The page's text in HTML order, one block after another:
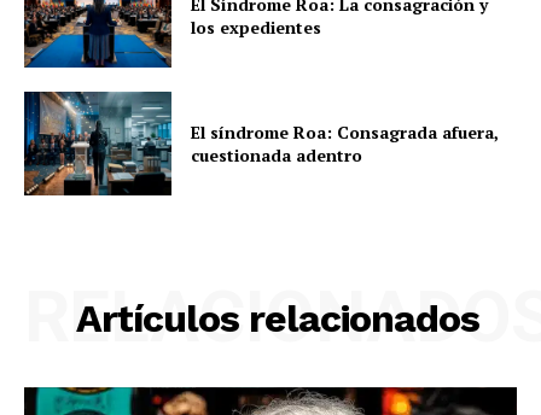
los expedientes
El síndrome Roa: Consagrada afuera,
cuestionada adentro
Artículos relacionados